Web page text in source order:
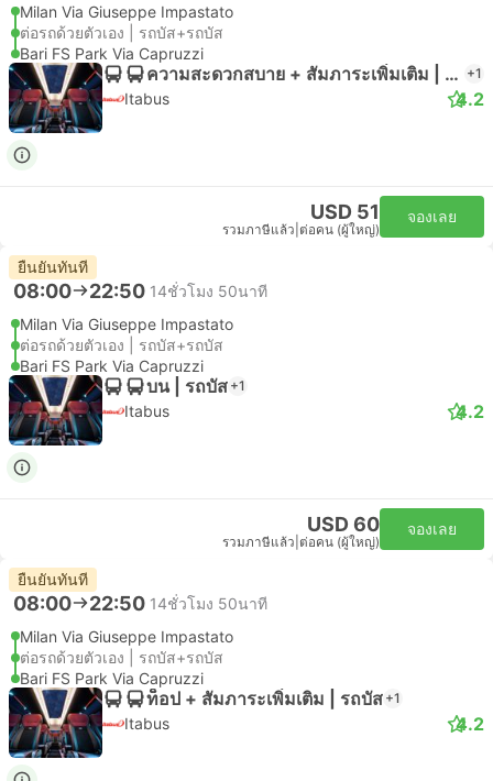
Milan Via Giuseppe Impastato
ต่อรถด้วยตัวเอง | รถบัส+รถบัส
Bari FS Park Via Capruzzi
ความสะดวกสบาย + สัมภาระเพิ่มเติม | รถบัส +1
Itabus 4.2
USD 51
รวมภาษีแล้ว ต่อคน (ผู้ใหญ่)
จองเลย
ยืนยันทันที
08:00 22:50 14ชั่วโมง 50นาที
Milan Via Giuseppe Impastato
ต่อรถด้วยตัวเอง | รถบัส+รถบัส
Bari FS Park Via Capruzzi
บน | รถบัส +1
Itabus 4.2
USD 60
รวมภาษีแล้ว ต่อคน (ผู้ใหญ่)
จองเลย
ยืนยันทันที
08:00 22:50 14ชั่วโมง 50นาที
Milan Via Giuseppe Impastato
ต่อรถด้วยตัวเอง | รถบัส+รถบัส
Bari FS Park Via Capruzzi
ท็อป + สัมภาระเพิ่มเติม | รถบัส +1
Itabus 4.2